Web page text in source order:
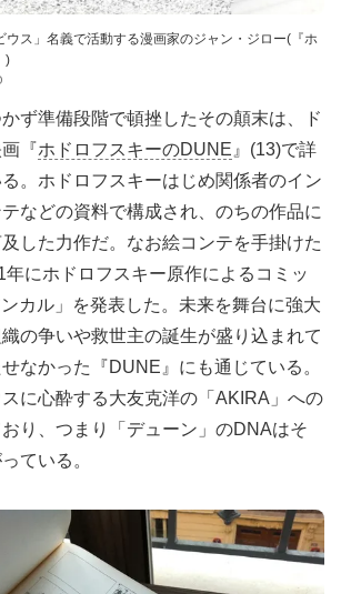
ウス」名義で活動する漫画家のジャン・ジロー(『ホ
)
ず準備段階で頓挫したその顛末は、ド
『ホドロフスキーのDUNE 』(13)で詳
。ホドロフスキーはじめ関係者のイン
などの資料で構成され、のちの作品に
した力作だ。なお絵コンテを手掛けた
年にホドロフスキー原作によるコミッ
カル」を発表した。未来を舞台に強大
の争いや救世主の誕生が盛り込まれて
なかった『DUNE』にも通じている。
に心酔する大友克洋の「AKIRA」への
り、つまり「デューン」のDNAはそ
ている。